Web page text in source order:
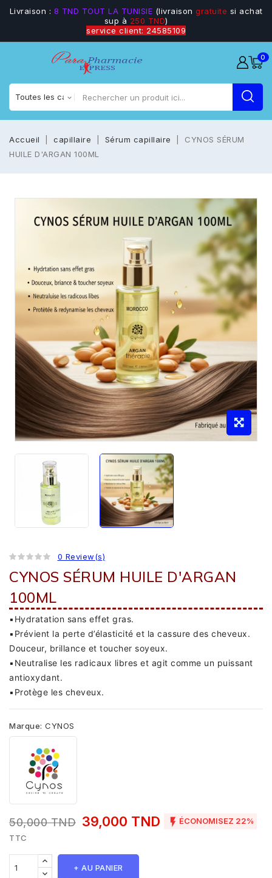
Livraison : 8 TND TOUT LA TUNISIE (livraison gratuite si achat
sup à 250 TND)
service client: 24585109
0
Accueil capillaire Sérum capillaire
CYNOS SÉRUM
HUILE D'ARGAN 100ML
0 Review(s)
CYNOS SÉRUM HUILE D'ARGAN
100ML
▪️Hydratation sans effet gras.
▪️Prévient la perte d’élasticité et la cassure des cheveux.
Douceur, brillance et toucher soyeux.
▪️Neutralise les radicaux libres et agit comme un puissant
antioxydant.
▪️Protège les cheveux.
Marque: CYNOS
50,000 TND 39,000 TND  ÉCONOMISEZ 22%
TTC
+ AU PANIER